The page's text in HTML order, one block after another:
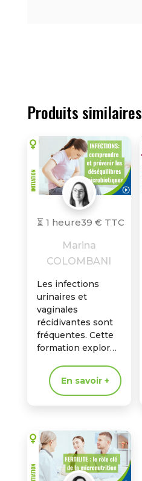
Produits similaires
⏳ 1 heure39 € TTC
Marina
COLOMBANI
Les infections
urinaires et
vaginales
récidivantes sont
fréquentes. Cette
formation explore
le rôle du
microbiote uro-
génital dans la
de ces
déséquilibres.
En savoir +